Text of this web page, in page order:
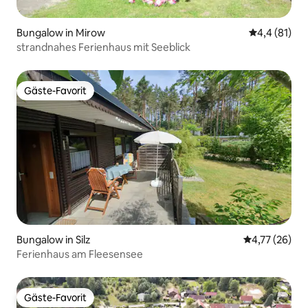
Bungalow in Mirow
4,4 (81)
strandnahes Ferienhaus mit Seeblick
Gäste-Favorit
Gäste-Favorit
Bungalow in Silz
4,77 (26)
Ferienhaus am Fleesensee
Gäste-Favorit
Gäste-Favorit